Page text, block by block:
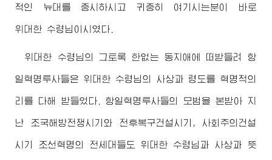
적인 뉴대를 중시하시고 귀중히 여기시는분이 바로
위대한 수령님 이시였다.
위대한 수령님 의 그토록 한없는 동지애에 떠받들려 항
일혁명투사들은 위대한 수령님의 사상과 령도를 혁명적의
리를 다해 받들었다. 항일혁명투사들의 모범을 본받아 지
난 조국해방전쟁시기와 전후복구건설시기, 사회주의건설
시기 조선혁명의 전세대들도 위대한 수령님 과 사상과 뜻